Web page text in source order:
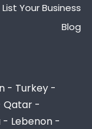
List Your Business
Blog
- Turkey -
Qatar -
Lebenon -